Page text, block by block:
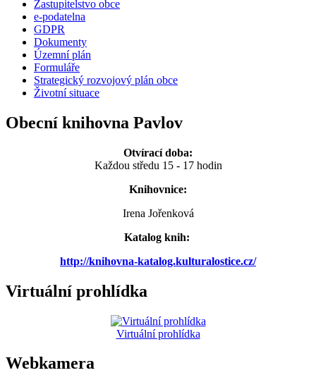
Zastupitelstvo obce
e-podatelna
GDPR
Dokumenty
Územní plán
Formuláře
Strategický rozvojový plán obce
Životní situace
Obecní knihovna Pavlov
Otvírací doba:
Každou středu 15 - 17 hodin
Knihovnice:
Irena Jořenková
Katalog knih:
http://knihovna-katalog.kulturalostice.cz/
Virtuální prohlídka
Virtuální prohlídka
Webkamera